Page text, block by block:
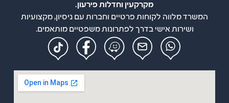
מקרקעין וחדלות פירעון.
המשרד מלווה לקוחות פרטיים וחברות עם ניסיון, מקצועיות
ושירות אישי בדרך לפתרונות משפטיים מותאמים.